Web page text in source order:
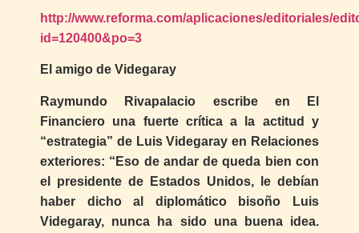
http://www.reforma.com/aplicaciones/editoriales/
id=120400&po=3
El amigo de Videgaray
Raymundo Rivapalacio escribe en El
Financiero una fuerte crítica a la actitud y
“estrategia” de Luis Videgaray en Relaciones
exteriores: “Eso de andar de queda bien con
el presidente de Estados Unidos, le debían
haber dicho al diplomático bisoño Luis
Videgaray, nunca ha sido una buena idea.